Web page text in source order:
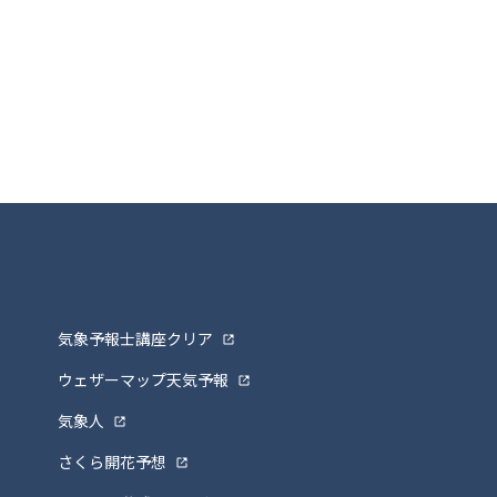
気象予報士講座クリア
ウェザーマップ天気予報
気象人
さくら開花予想